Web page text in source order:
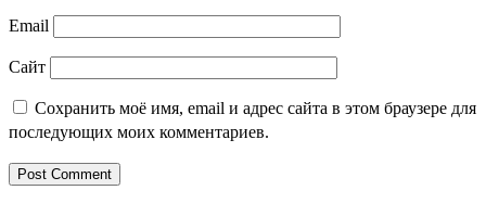
Email
Сайт
Сохранить моё имя, email и адрес сайта в этом браузере для
последующих моих комментариев.